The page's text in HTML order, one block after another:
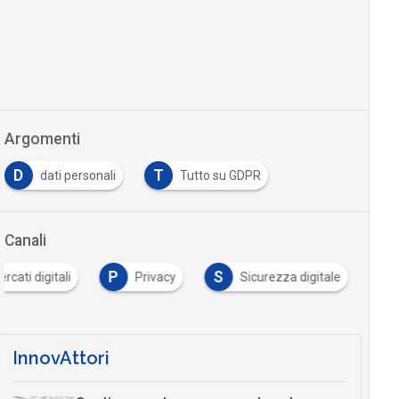
Argomenti
D dati personali T Tutto su GDPR
Canali
digitali P Privacy S Sicurezza digitale
InnovAttori